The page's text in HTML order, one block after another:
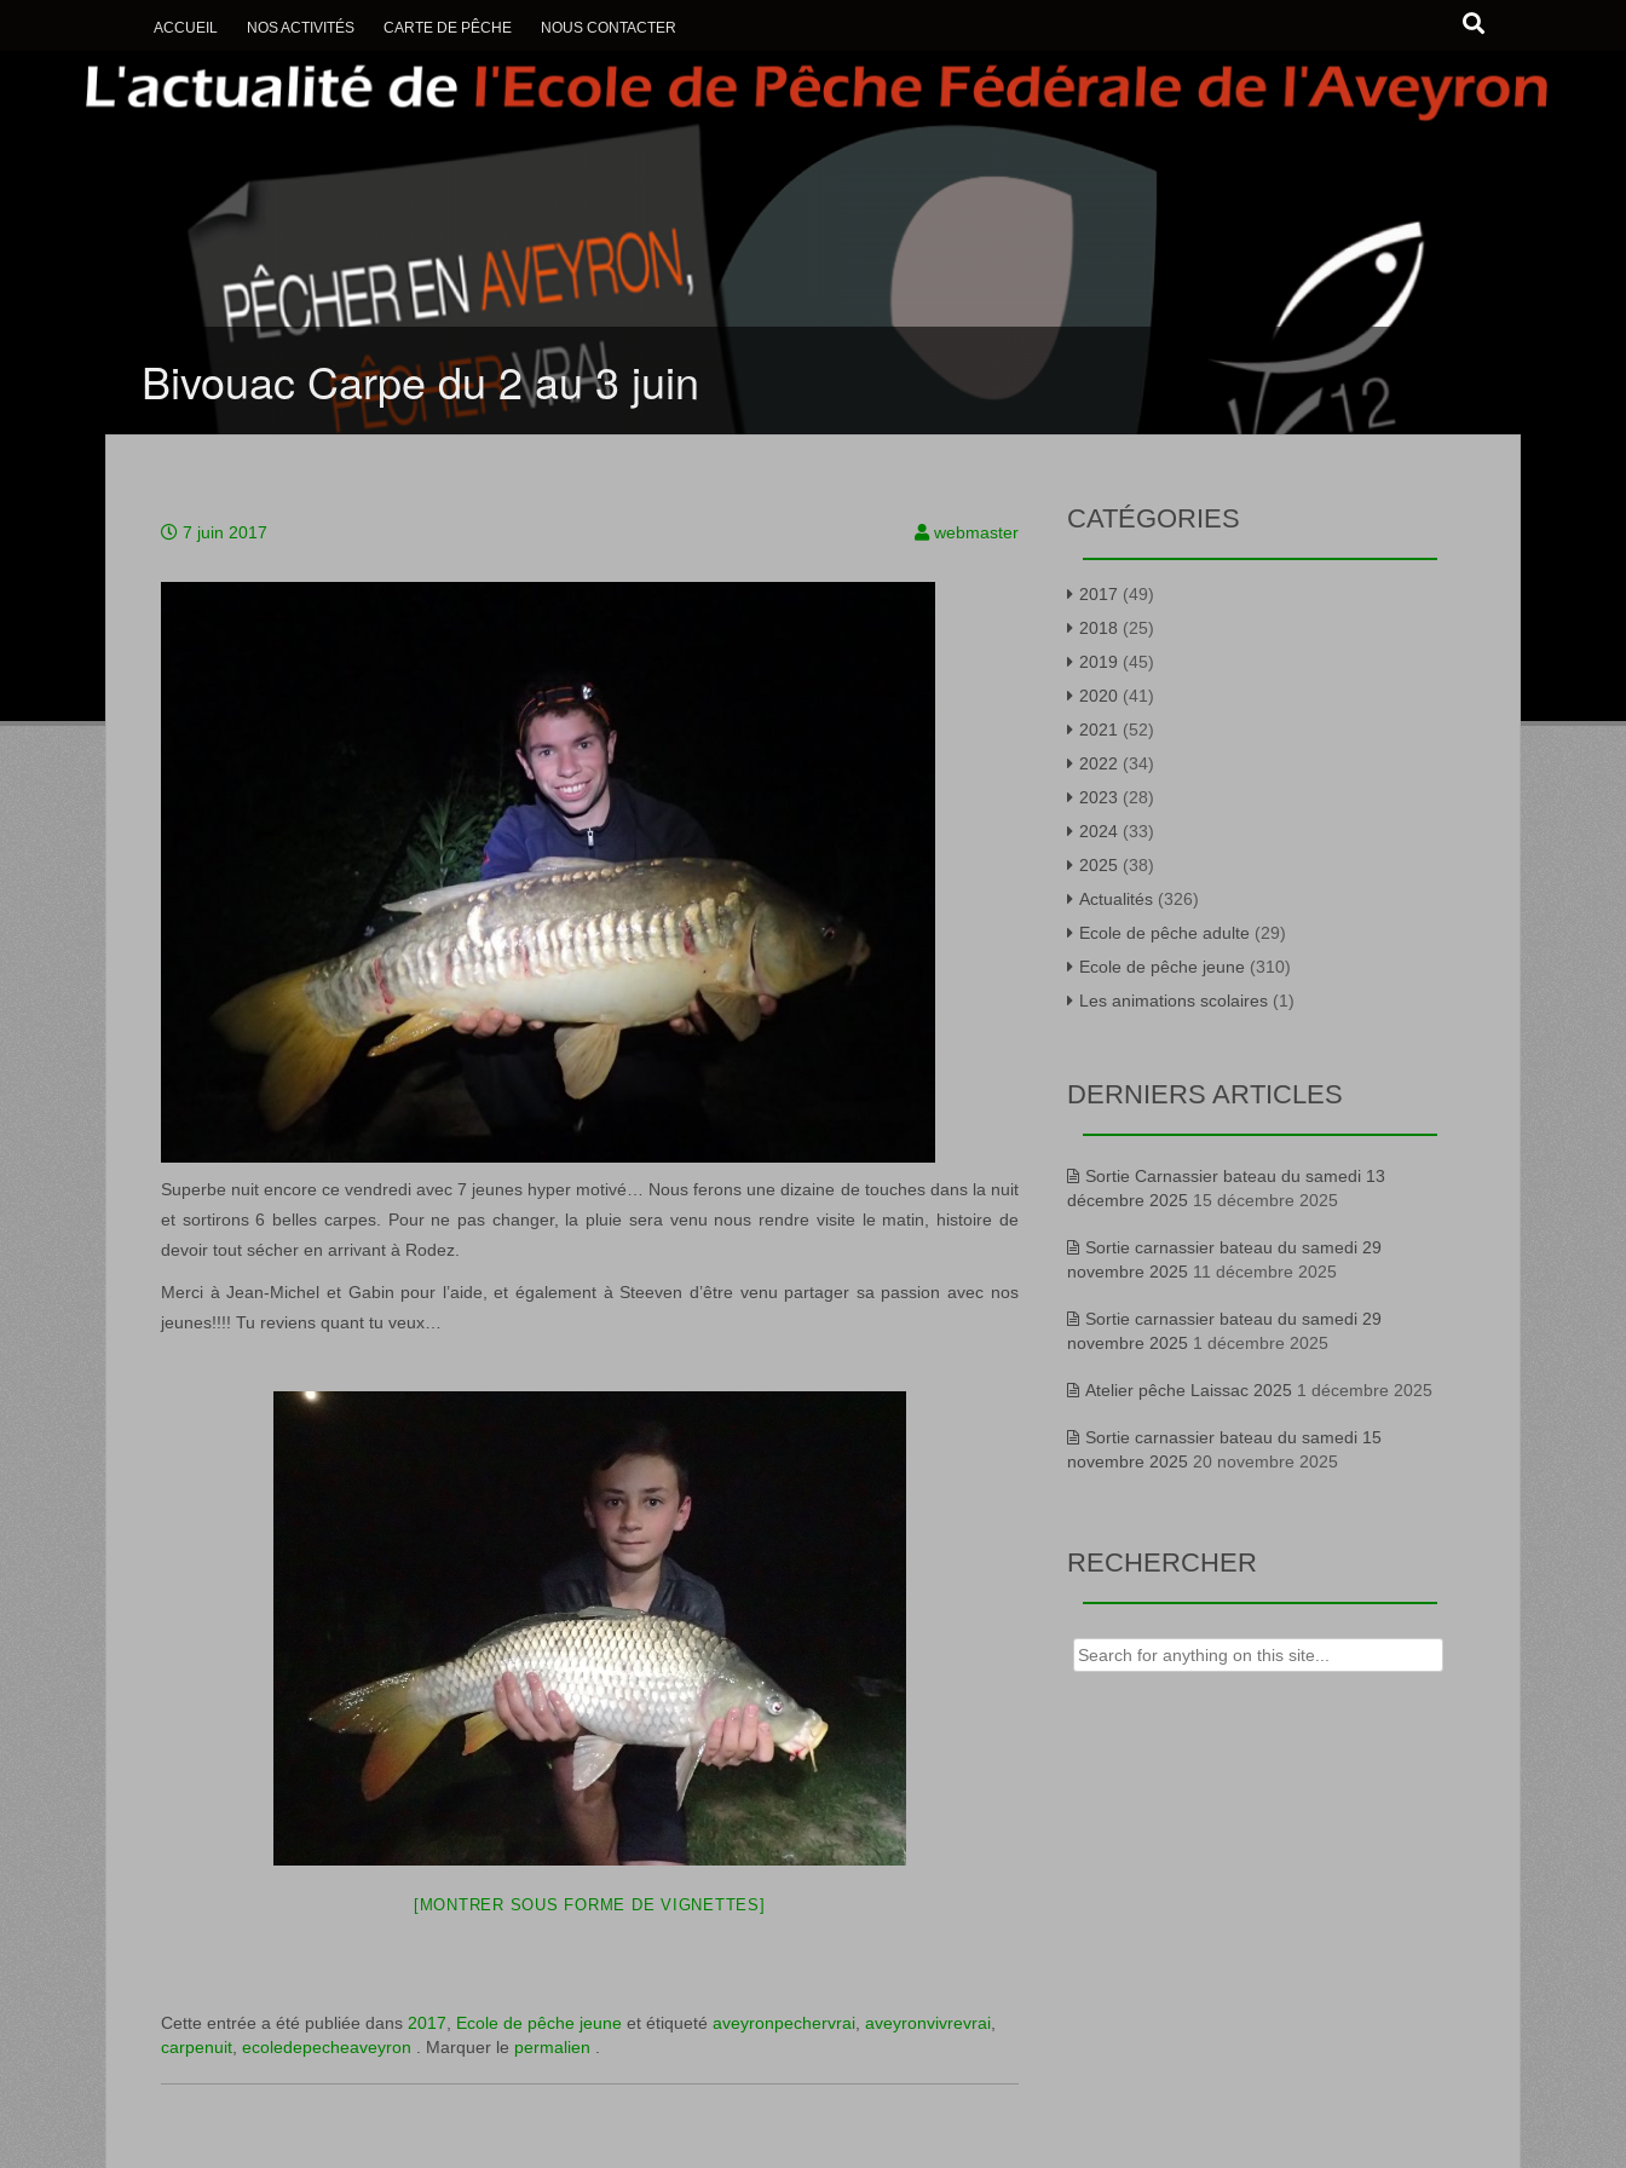
ACCUEIL NOS ACTIVITÉS CARTE DE PÊCHE NOUS CONTACTER
Bivouac Carpe du 2 au 3 juin
7 juin 2017 webmaster
Superbe nuit encore ce vendredi avec 7 jeunes hyper motivé… Nous ferons une dizaine de touches dans la nuit
et sortirons 6 belles carpes. Pour ne pas changer, la pluie sera venu nous rendre visite le matin, histoire de
devoir tout sécher en arrivant à Rodez.
Merci à Jean-Michel et Gabin pour l’aide, et également à Steeven d’être venu partager sa passion avec nos
jeunes!!!! Tu reviens quant tu veux…
[MONTRER SOUS FORME DE VIGNETTES]
Cette entrée a été publiée dans 2017 Ecole de pêche jeune et étiqueté aveyronpechervrai aveyronvivrevrai
carpenuit ecoledepecheaveyron . Marquer le permalien
CATÉGORIES
2017 (49)
2018 (25)
2019 (45)
2020(41)
2021 (52)
2022 (34)
2023 (28)
2024(33)
2025 (38)
Actualités(326)
Ecole de pêche adulte (29)
Ecole de pêche jeune (310)
Les animations scolaires(1)
DERNIERS ARTICLES
Sortie Carnassier bateau du samedi 13
décembre 2025 15 décembre 2025
Sortie carnassier bateau du samedi 29
novembre 2025 11 décembre 2025
Sortie carnassier bateau du samedi 29
novembre 2025 1 décembre 2025
Atelier pêche Laissac 2025 1 décembre 2025
Sortie carnassier bateau du samedi 15
novembre 2025 20 novembre 2025
RECHERCHER
Rechercher :